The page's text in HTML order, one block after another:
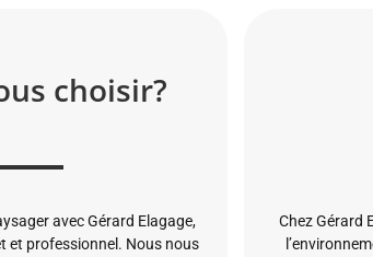
choisir?
avec Gérard Elagage,
et professionnel. Nous nous
Chez Gérard